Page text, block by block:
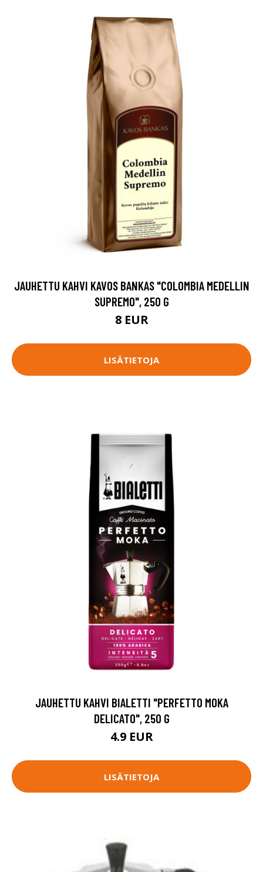
JAUHETTU KAHVI KAVOS BANKAS "COLOMBIA MEDELLIN
SUPREMO", 250 G
8 EUR
LISÄTIETOJA
JAUHETTU KAHVI BIALETTI "PERFETTO MOKA
DELICATO", 250 G
4.9 EUR
LISÄTIETOJA